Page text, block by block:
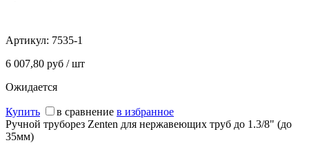
Артикул: 7535-1
6 007,80 руб / шт
Ожидается
Купить в сравнение в избранное
Ручной труборез Zenten для нержавеющих труб до 1.3/8" (до
35мм)